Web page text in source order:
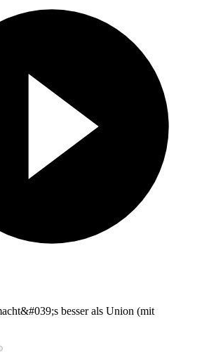
besser als Union (mit